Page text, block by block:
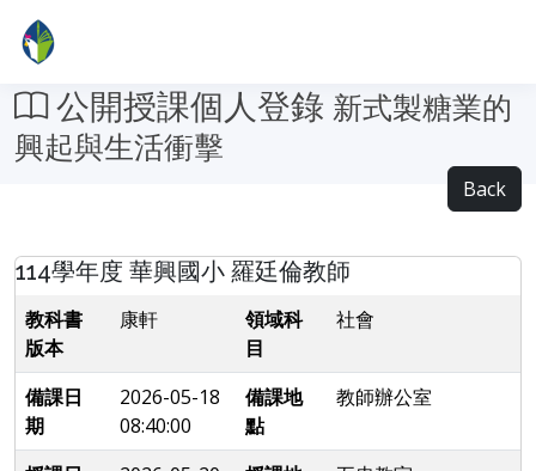
公開授課個人登錄 新式製糖業的
興起與生活衝擊
Back
114學年度 華興國小 羅廷倫教師
教科書
版本
康軒
領域科
目
社會
備課日
期
2026-05-18
08:40:00
備課地
點
教師辦公室